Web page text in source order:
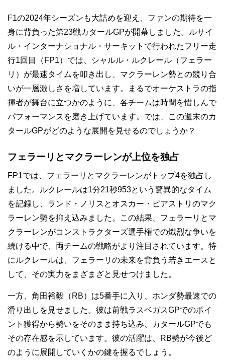
F1の2024年シーズンも大詰めを迎え、ファンの期待を一
身に背負った第23戦カタールGPが開幕しました。ルサイ
ル・インターナショナル・サーキットで行われたフリー走
行1回目（FP1）では、シャルル・ルクレール（フェラー
リ）が最速タイムを叩き出し、マクラーレン勢との競り合
いが一層激しさを増しています。まるでオーケストラの指
揮者が舞台に立つかのように、各チームは時間を惜しんで
パフォーマンスを磨き上げています。では、この週末のカ
タールGPがどのような展開を見せるのでしょうか？
フェラーリとマクラーレンが上位を独占
FP1では、フェラーリとマクラーレンがトップ4を独占し
ました。ルクレールは1分21秒953という驚異的なタイム
を記録し、ランド・ノリスとオスカー・ピアストリのマク
ラーレン勢を抑え込みました。この結果、フェラーリとマ
クラーレンがコンストラクターズ選手権での熾烈な争いを
続ける中で、両チームの戦略がより注目されています。特
にルクレールは、フェラーリの未来を背負う若きエースと
して、その実力をまざまざと見せつけました。
一方、角田裕毅（RB）は5番手に入り、ホンダ勢最速での
滑り出しを見せました。彼は前戦ラスベガスGPでのポイ
ント獲得から勢いをそのまま持ち込み、カタールGPでも
その存在感を示しています。彼の活躍は、RB勢が今後ど
のように展開していくかの鍵を握るでしょう。